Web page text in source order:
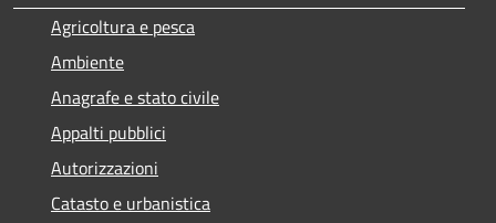
Agricoltura e pesca
Ambiente
Anagrafe e stato civile
Appalti pubblici
Autorizzazioni
Catasto e urbanistica